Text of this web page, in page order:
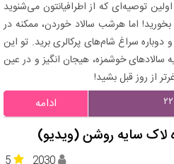
توصیه‌ای که از اطرافیانتون می‌شنوید
اما هرشب سالاد خوردن، ممکنه در
سراغ شام‌های پرکالری برید. تو این
سالادهای خوشمزه، هیجان انگیز و در عین
از روز قبل بشید!
ادامه
لاک سایه روشن (ویدیو)